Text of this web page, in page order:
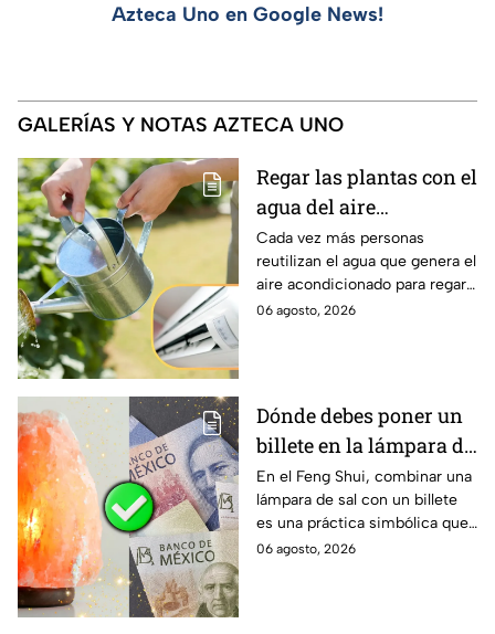
Azteca Uno en Google News!
GALERÍAS Y NOTAS AZTECA UNO
Regar las plantas con el
agua del aire
acondicionado: quiénes
lo hacen y para qué
sirve
Cada vez más personas
reutilizan el agua que genera el
aire acondicionado para regar
las plantas. Conocer sus
06 agosto, 2026
Dónde debes poner un
billete en la lámpara de
sal para atraer la
abundancia
En el Feng Shui, combinar una
lámpara de sal con un billete
es una práctica simbólica que
algunas personas utilizan para
06 agosto, 2026